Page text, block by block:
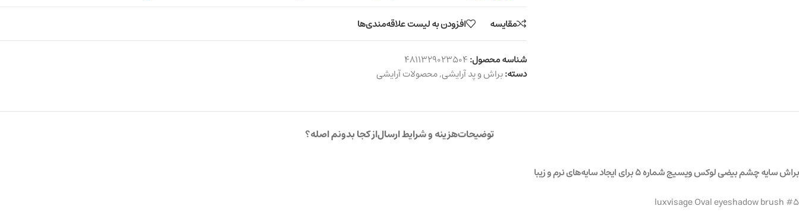
مقایسه افزودن به لیست علاقه‌مندی‌ها
شناسه محصول:4811329023504
دسته:براش و پد آرایشی,محصولات آرایشی
توضیحاتهزینه و شرایط ارسالاز کجا بدونم اصله؟
براش سایه چشم بیضی لوکس ویسیج شماره 5 برای ایجاد سایه‌های نرم و زیبا
luxvisage Oval eyeshadow brush #5